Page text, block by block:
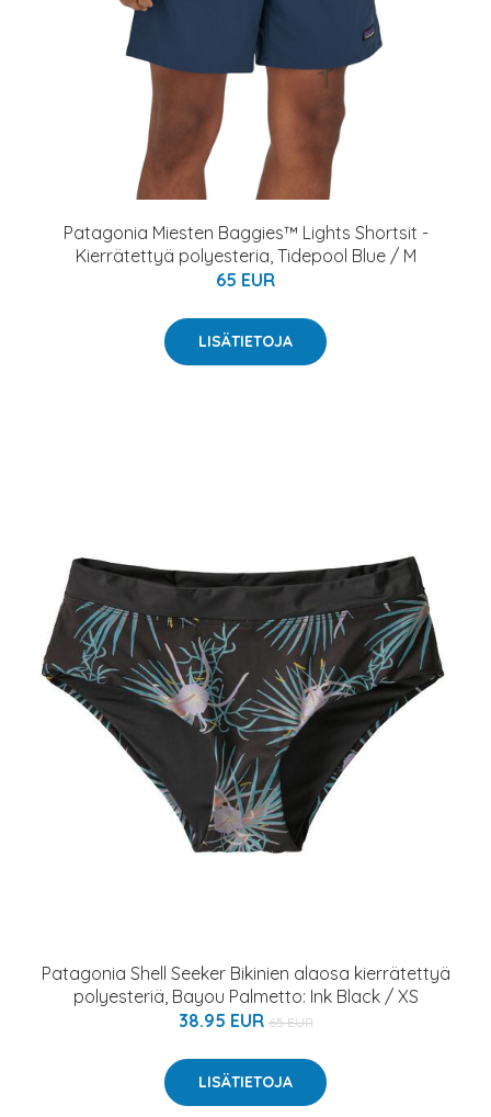
Patagonia Miesten Baggies™ Lights Shortsit -
Kierrätettyä polyesteria, Tidepool Blue / M
65 EUR
LISÄTIETOJA
Patagonia Shell Seeker Bikinien alaosa kierrätettyä
polyesteriä, Bayou Palmetto: Ink Black / XS
38.95 EUR 65 EUR
LISÄTIETOJA